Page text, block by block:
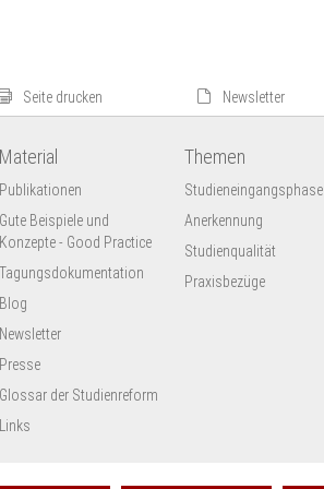
Seite drucken Newsletter
Material
Publikationen
Gute Beispiele und
Konzepte - Good Practice
Tagungsdokumentation
Blog
Newsletter
Presse
Glossar der Studienreform
Links
Themen
Studieneingangsphase
Anerkennung
Studienqualität
Praxisbezüge